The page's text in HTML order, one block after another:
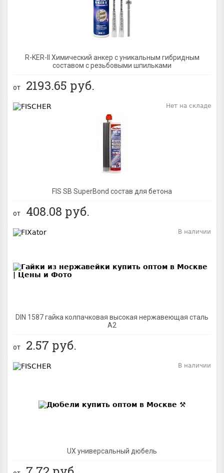
R-KER-II Химический анкер с уникальным гибридным
составом с резьбовыми шпильками
от 2193.65 руб.
FIS SB SuperBond состав для бетона
Нет на складе
от 408.08 руб.
DIN 1587 гайка колпачковая высокая нержавеющая сталь
А2
В наличии
от 2.57 руб.
UX универсальный дюбель
В наличии